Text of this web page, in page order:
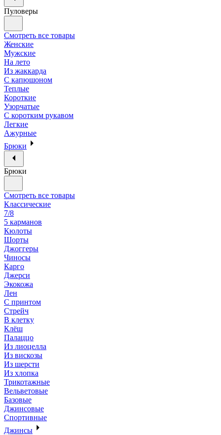
Пуловеры
Смотреть все товары
Женские
Мужские
На лето
Из жаккарда
С капюшоном
Теплые
Короткие
Узорчатые
С коротким рукавом
Легкие
Ажурные
Брюки
Брюки
Смотреть все товары
Классические
7/8
5 карманов
Кюлоты
Шорты
Джоггеры
Чиносы
Карго
Джерси
Экокожа
Лен
С принтом
Стрейч
В клетку
Клёш
Палаццо
Из лиоцелла
Из вискозы
Из шерсти
Из хлопка
Трикотажные
Вельветовые
Базовые
Джинсовые
Спортивные
Джинсы